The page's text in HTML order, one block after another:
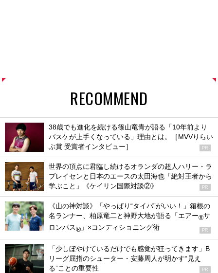
RECOMMEND
38歳でも進化を続ける篠山竜青が語る「10年前より
バスケが上手くなっている」理由とは。［MVVりらい
ぶ賞 受賞者インタビュー］
PR
世界の頂点に君臨し続けるオランダの超人ハリー・ラ
ブレイセンと日本のエースの太田海也「絶対王者から
学ぶこと」《ケイリン国際対談②》
PR
《山の神対談》「やっぱり“タイパ”がいい！」箱根の
名ランナー、柏原竜二と神野大地が語る「エアー®サ
ロンパス® 」×コンディショニング術 PR
「少しぼやけているだけでも感覚が狂ってきます」B
リーグ屈指のシューター・安藤周人が明かす“見え
る”ことの重要性
PR